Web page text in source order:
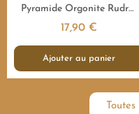
Aperçu rapide Pyramide Orgonite Rudraksha Sacrée - 7,5 cm
17,90 €
Ajouter au panier